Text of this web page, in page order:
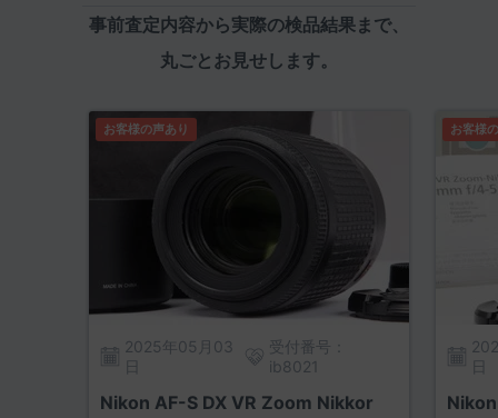
事前査定内容から実際の検品結果まで、
丸ごとお見せします。
お客様の声あり
2025年05月03
日
受付番号：
ib8021
Nikon AF-S DX VR Zoom Nikkor
お客様
日